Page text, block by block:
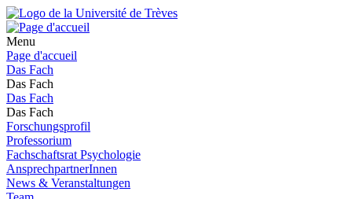
Menu
Page d'accueil
Das Fach
Das Fach
Das Fach
Das Fach
Forschungsprofil
Professorium
Fachschaftsrat Psychologie
AnsprechpartnerInnen
News & Veranstaltungen